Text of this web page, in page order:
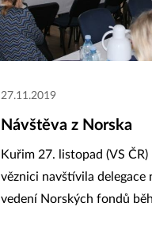
27.11.2019
Návštěva z Norska
Kuřim 27. listopad (VS
věznici navštívila delegace
vedení Norských fondů